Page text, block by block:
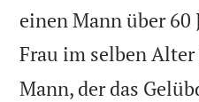
einen Mann über 60
Frau im selben Alter
Mann, der das